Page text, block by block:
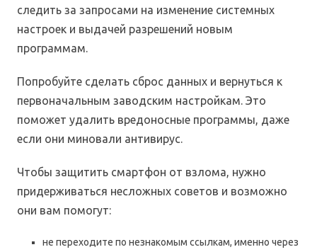
следить за запросами на изменение системных
настроек и выдачей разрешений новым
программам.
Попробуйте сделать сброс данных и вернуться к
первоначальным заводским настройкам. Это
поможет удалить вредоносные программы, даже
если они миновали антивирус.
Чтобы защитить смартфон от взлома, нужно
придерживаться несложных советов и возможно
они вам помогут:
не переходите по незнакомым ссылкам, именно через